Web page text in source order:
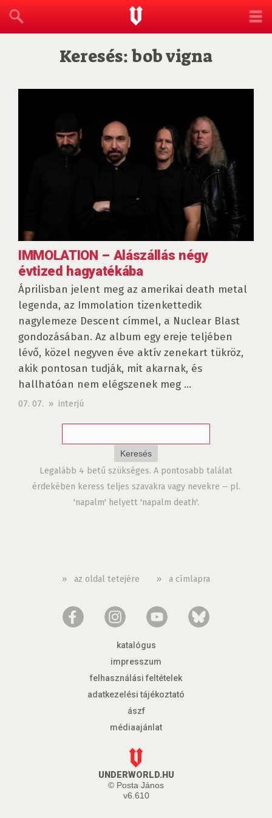
Keresés: bob vigna
IMMOLATION – Alászállás négy
évtized hagyatékába
Áprilisban jelent meg az amerikai death metal
legenda, az Immolation tizenkettedik
nagylemeze Descent címmel, a Nuclear Blast
gondozásában. Az album egy ereje teljében
lévő, közel negyven éve aktív zenekart tükröz,
akik pontosan tudják, mit akarnak, és
hallhatóan nem elégszenek meg ...
07. 07. » interjú
Legalább 4 betű szükséges. A pontosabb találat
érdekében keress teljes szavakra vagy nevekre – pl.
'napalm' helyett 'napalm death'.
» az oldal tetejére » a címlapra
katalógus
impresszum
felhasználási feltételek
adatkezelési tájékoztató
ászf
médiaajánlat
UNDERWORLD.HU
© Posta János
v6.610